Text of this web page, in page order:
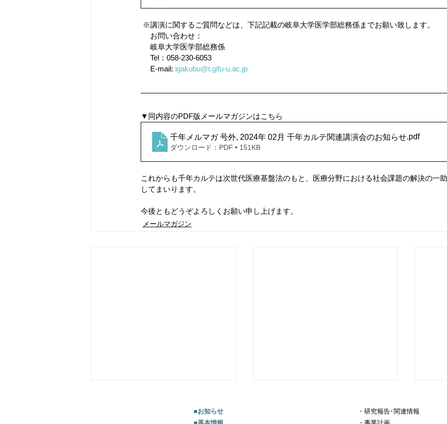
※講演に関するご質問などは、下記記載の岐阜大学医学部総務係までお願い致します。
お問い合わせ：
岐阜大学医学部総務係
Tel：058-230-6053
E-mail: igakubu@t.gifu-u.ac.jp
▼同内容のPDF版メールマガジンはこちら
千年メルマガ 号外, 2024年 02月 千年カルテ関連講演会のお知らせ.pdf
ダウンロード：PDF • 151KB
これからも千年カルテは次世代医療基盤法のもと、医療分野における社会課題の解決の一
してまいります。
今後ともどうぞよろしくお願い申し上げます。
メールマガジン
■お知らせ
・研究報告･関連情報